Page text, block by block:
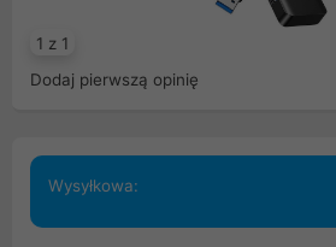
1 z 1
Dodaj pierwszą opinię
Wysyłkowa: